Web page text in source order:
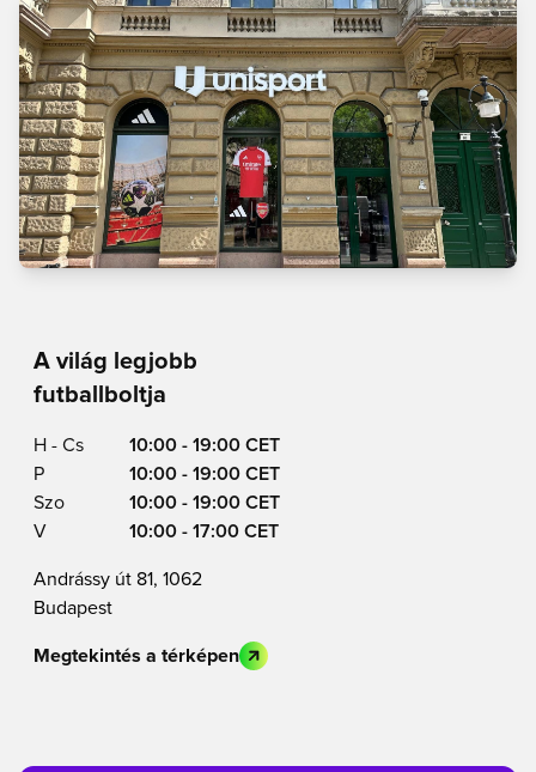
A világ legjobb
futballboltja
H - Cs
10:00 - 19:00 CET
P
10:00 - 19:00 CET
Szo
10:00 - 19:00 CET
V
10:00 - 17:00 CET
Andrássy út 81, 1062
Budapest
Megtekintés a térképen